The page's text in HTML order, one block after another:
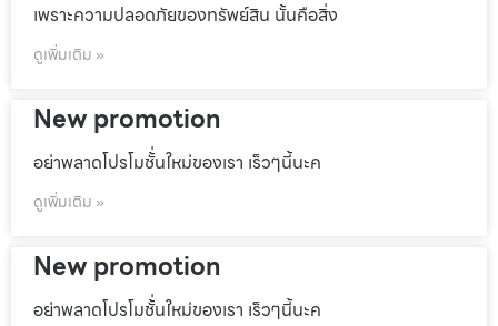
เพราะความปลอดภัยของทรัพย์สิน นั้นคือสิ่ง
ดูเพิ่มเติม »
New promotion
อย่าพลาดโปรโมชั้่นใหม่ของเรา เร็วๆนี้นะค
ดูเพิ่มเติม »
New promotion
อย่าพลาดโปรโมชั้่นใหม่ของเรา เร็วๆนี้นะค